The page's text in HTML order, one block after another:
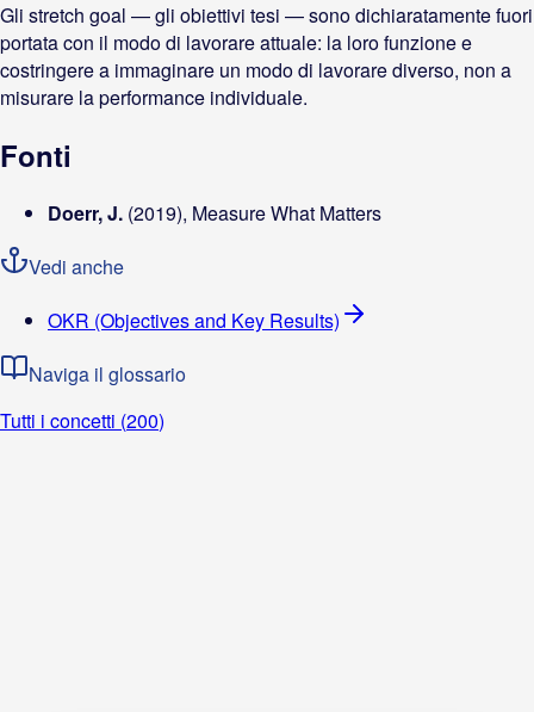
Gli stretch goal — gli obiettivi tesi — sono dichiaratamente fuori
portata con il modo di lavorare attuale: la loro funzione e
costringere a immaginare un modo di lavorare diverso, non a
misurare la performance individuale.
Fonti
Doerr, J. (2019), Measure What Matters
Vedi anche
OKR (Objectives and Key Results)
Naviga il glossario
Tutti i concetti (200)